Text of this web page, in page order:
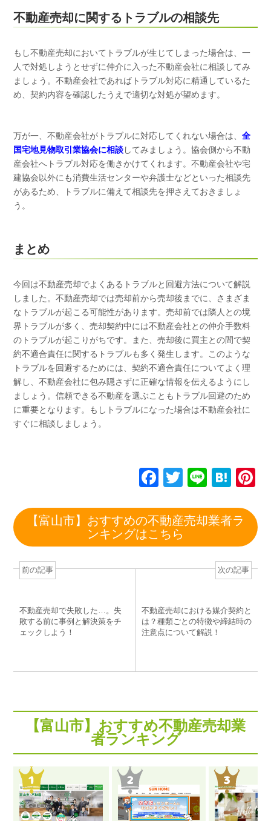
不動産売却に関するトラブルの相談先
もし不動産売却においてトラブルが生じてしまった場合は、一
人で対処しようとせずに仲介に入った不動産会社に相談してみ
ましょう。不動産会社であればトラブル対応に精通しているた
め、契約内容を確認したうえで適切な対処が望めます。
万が一、不動産会社がトラブルに対応してくれない場合は、 全
国宅地見物取引業協会に相談してみましょう。協会側から不動
産会社へトラブル対応を働きかけてくれます。不動産会社や宅
建協会以外にも消費生活センターや弁護士などといった相談先
があるため、トラブルに備えて相談先を押さえておきましょ
う。
まとめ
今回は不動産売却でよくあるトラブルと回避方法について解説
しました。不動産売却では売却前から売却後までに、さまざま
なトラブルが起こる可能性があります。売却前では隣人との境
界トラブルが多く、売却契約中には不動産会社との仲介手数料
のトラブルが起こりがちです。また、売却後に買主との間で契
約不適合責任に関するトラブルも多く発生します。このような
トラブルを回避するためには、契約不適合責任についてよく理
解し、不動産会社に包み隠さずに正確な情報を伝えるようにし
ましょう。信頼できる不動産を選ぶこともトラブル回避のため
に重要となります。もしトラブルになった場合は不動産会社に
すぐに相談しましょう。
F
c
e
o
k
T
tt
Li
e
H
e
a
e
【富山市】おすすめの不動産売却業者ラ
ンキングはこちら
前の記事
不動産売却で失敗した…。失
敗する前に事例と解決策をチ
ェックしよう！
次の記事
不動産売却における媒介契約と
は？種類ごとの特徴や締結時の
注意点について解説！
【富山市】おすすめ不動産売却業
者ランキング